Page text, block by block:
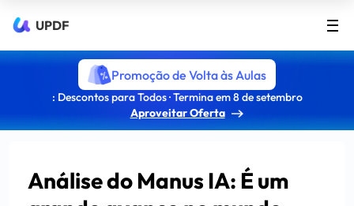
UPDF
Promoção de Volta às Aulas
: Descontos para Todos · Termina em 8 de setembro
Aproveitar Oferta
Análise do Manus IA: É um